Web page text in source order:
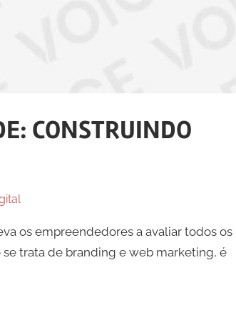
CONSTRUINDO
os empreendedores a avaliar todos os
trata de branding e web marketing, é